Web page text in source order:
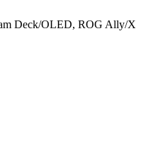
Deck/OLED, ROG Ally/X